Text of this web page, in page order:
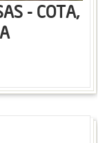
- COTA,